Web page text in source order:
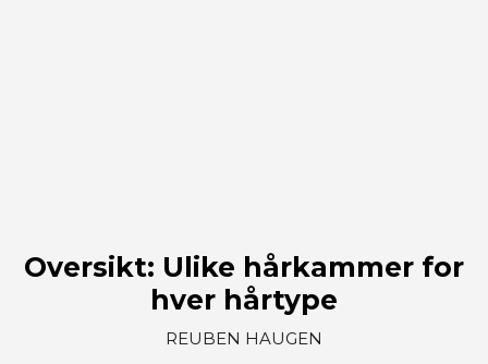
Oversikt: Ulike hårkammer for
hver hårtype
REUBEN HAUGEN